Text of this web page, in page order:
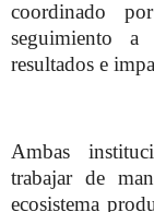
coordinado
seguimiento
resultados e
Ambas
trabajar de
ecosistema